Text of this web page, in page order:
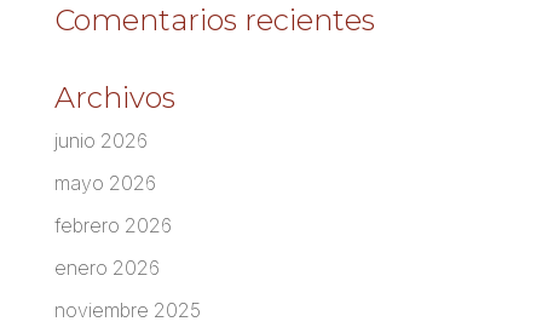
Comentarios recientes
Archivos
junio 2026
mayo 2026
febrero 2026
enero 2026
noviembre 2025